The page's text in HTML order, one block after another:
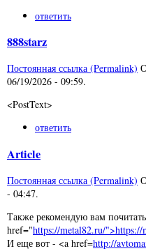
ответить
888starz
Постоянная ссылка (Permalink)
06/19/2026 - 09:59.
<PostText>
ответить
Article
Постоянная ссылка (Permalink)
- 04:47.
Также рекомендую вам
href="https://metal82.ru/">https://
И еще вот - <a href=http://